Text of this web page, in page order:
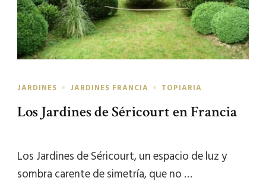
JARDINES JARDINES FRANCIA TOPIARIA
Los Jardines de Séricourt en Francia
Los Jardines de Séricourt, un espacio de luz y
sombra carente de simetría, que no …